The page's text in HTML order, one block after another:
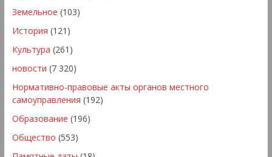
Земельное (103)
История (121)
Культура (261)
новости (7 320)
Нормативно-правовые акты органов местного
самоуправления (192)
Образование (196)
Общество (553)